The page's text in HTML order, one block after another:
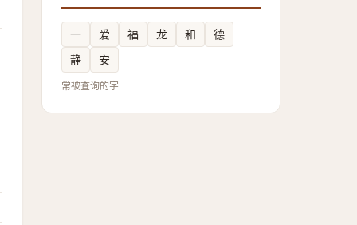
一 爱 福 龙 和
德
静
安
常被查询的字